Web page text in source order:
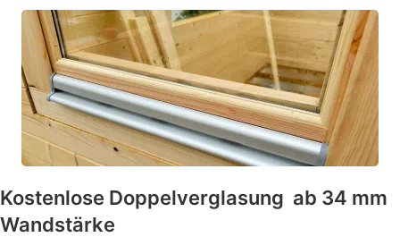
Kostenlose Doppelverglasung ab 34 mm
Wandstärke